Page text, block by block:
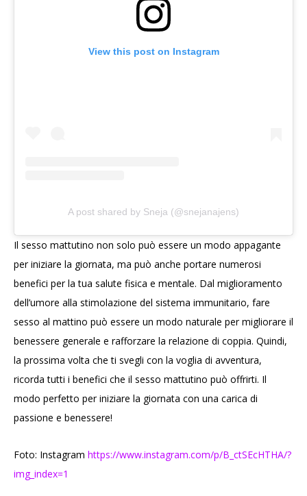
View this post on Instagram
A post shared by Sneja (@snejanajens)
Il sesso mattutino non solo può essere un modo appagante
per iniziare la giornata, ma può anche portare numerosi
benefici per la tua salute fisica e mentale. Dal miglioramento
dell’umore alla stimolazione del sistema immunitario, fare
sesso al mattino può essere un modo naturale per migliorare il
benessere generale e rafforzare la relazione di coppia. Quindi,
la prossima volta che ti svegli con la voglia di avventura,
ricorda tutti i benefici che il sesso mattutino può offrirti. Il
modo perfetto per iniziare la giornata con una carica di
passione e benessere!
Foto: Instagram https://www.instagram.com/p/B_ctSEcHTHA/?
img_index=1